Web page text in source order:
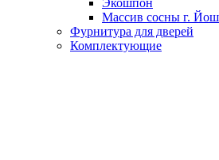
Экошпон
Массив сосны г.
Фурнитура для дверей
Комплектующие